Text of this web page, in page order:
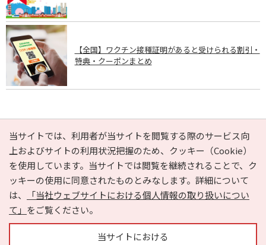
【全国】ワクチン接種証明があると受けられる割引・
特典・クーポンまとめ
PAGE TOP
当サイトでは、利用者が当サイトを閲覧する際のサービス向
上およびサイトの利用状況把握のため、クッキー（Cookie）
を使用しています。当サイトでは閲覧を継続されることで、ク
ッキーの使用に同意されたものとみなします。詳細について
は、
「当社ウェブサイトにおける個人情報の取り扱いについ
て」 をご覧ください。
当サイトにおける
e-NAVITA（イーナビタ）とは？ お気に入り
ヘルプ
利用規約
個人情報の取り扱いについて
運営会社
サイトマップ
広告掲載に関するお問い合わせ